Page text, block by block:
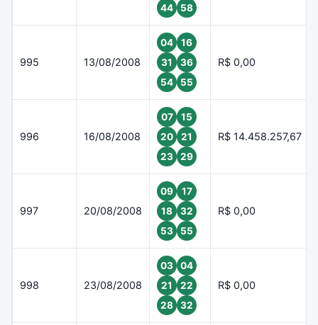
44
58
995 13/08/2008
04
16
31
36
54
55
R$ 0,00
996 16/08/2008
07
15
20
21
23
29
R$ 14.458.257,67
997 20/08/2008
09
17
18
32
53
55
R$ 0,00
998 23/08/2008
03
04
21
22
28
32
R$ 0,00